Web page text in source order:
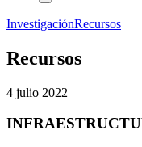
InvestigaciónRecursos
Recursos
4 julio 2022